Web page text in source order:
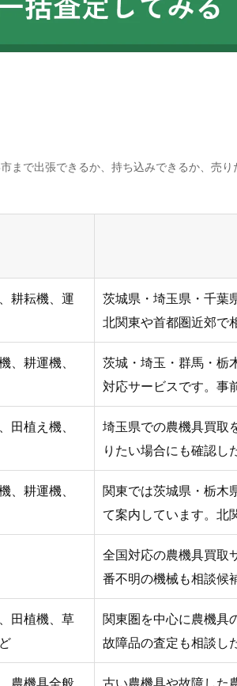
で出張できるか、持ち込みできるか、売
耕耘機、運
茨城県・埼玉県・千葉
北関東や首都圏近郊で
、耕運機、
茨城・埼玉・群馬・栃
対応サービスです。事
田植え機、
埼玉県での農機具買取
りたい場合にも確認し
、耕運機、
関東では茨城県・栃木
て案内しています。北
全国対応の農機具買取
番不明の機械も相談候
田植機、草
関東圏を中心に農機具
故障品の査定も相談し
農機具全般
古い農機具や故障した